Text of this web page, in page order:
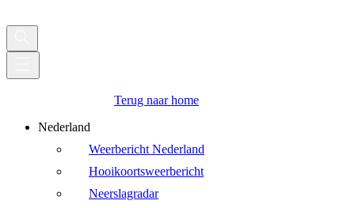
Terug naar home
Nederland
Weerbericht Nederland
Hooikoortsweerbericht
Neerslagradar